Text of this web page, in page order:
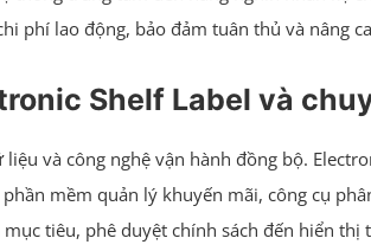
phí lao động, bảo đảm tuân thủ và nâng
Shelf Label và
và công nghệ vận hành đồng bộ.
mềm quản lý khuyến mãi, công cụ
tiêu, phê duyệt chính sách đến hiển